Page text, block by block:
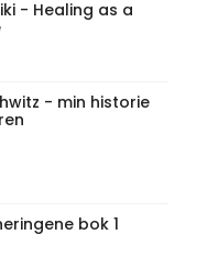
- Healing as a
- min historie
bok 1